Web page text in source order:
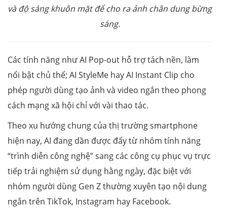
và độ sáng khuôn mặt để cho ra ảnh chân dung bừng
sáng.
Các tính năng như AI Pop-out hỗ trợ tách nền, làm
nổi bật chủ thể; AI StyleMe hay AI Instant Clip cho
phép người dùng tạo ảnh và video ngắn theo phong
cách mạng xã hội chỉ với vài thao tác.
Theo xu hướng chung của thị trường smartphone
hiện nay, AI đang dần được đẩy từ nhóm tính năng
“trình diễn công nghệ” sang các công cụ phục vụ trực
tiếp trải nghiệm sử dụng hằng ngày, đặc biệt với
nhóm người dùng Gen Z thường xuyên tạo nội dung
ngắn trên TikTok, Instagram hay Facebook.